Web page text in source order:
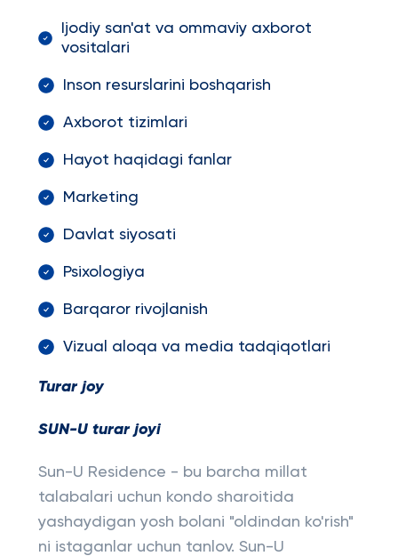
Ijodiy san'at va ommaviy axborot
vositalari
Inson resurslarini boshqarish
Axborot tizimlari
Hayot haqidagi fanlar
Marketing
Davlat siyosati
Psixologiya
Barqaror rivojlanish
Vizual aloqa va media tadqiqotlari
Turar joy
SUN-U turar joyi
Sun-U Residence - bu barcha millat
talabalari uchun kondo sharoitida
yashaydigan yosh bolani "oldindan ko'rish"
ni istaganlar uchun tanlov. Sun-U